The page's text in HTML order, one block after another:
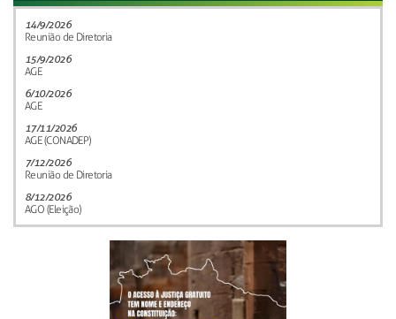
14/9/2026
Reunião de Diretoria
15/9/2026
AGE
6/10/2026
AGE
17/11/2026
AGE (CONADEP)
7/12/2026
Reunião de Diretoria
8/12/2026
AGO (Eleição)